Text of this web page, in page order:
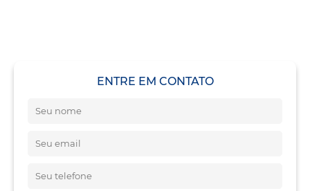
ENTRE EM CONTATO